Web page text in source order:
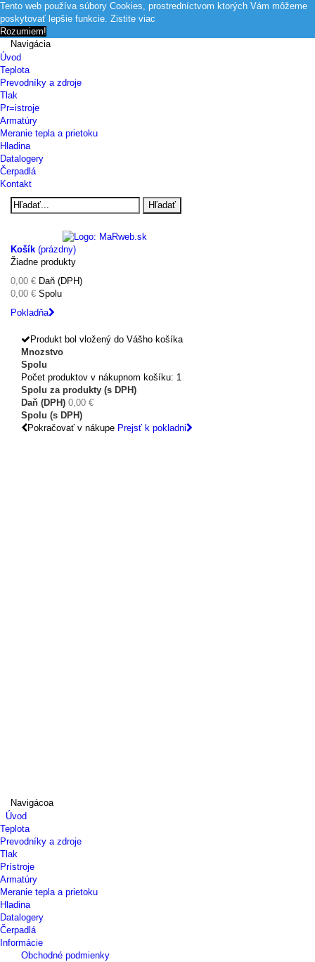
Tento web používa súbory Cookies, prostredníctvom ktorých Vám môžeme
poskytovať lepšie funkcie. Zistite viac
Rozumiem!
Navigácia
Úvod
Teplota
Prevodníky a zdroje
Tlak
Pr=istroje
Armatúry
Meranie tepla a prietoku
Hladina
Datalogery
Čerpadlá
Kontakt
Hľadať
Košík (prázdny)
Žiadne produkty
0,00 € Daň (DPH)
0,00 € Spolu
Pokladňa
Produkt bol vložený do Vášho košíka
Mnozstvo
Spolu
Počet produktov v nákupnom košíku: 1
Spolu za produkty (s DPH)
Daň (DPH) 0,00 €
Spolu (s DPH)
Pokračovať v nákupe Prejsť k pokladni
Navigácoa
Úvod
Teplota
Prevodníky a zdroje
Tlak
Prístroje
Armatúry
Meranie tepla a prietoku
Hladina
Datalogery
Čerpadlá
Informácie
Obchodné podmienky